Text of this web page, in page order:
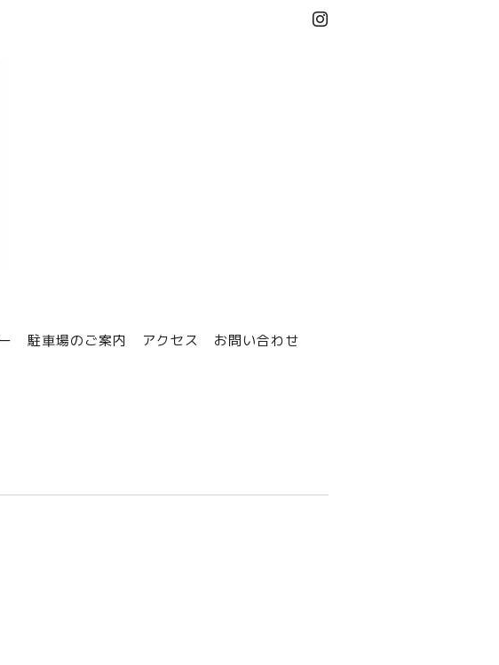
駐車場のご案内 アクセス お問い合わせ